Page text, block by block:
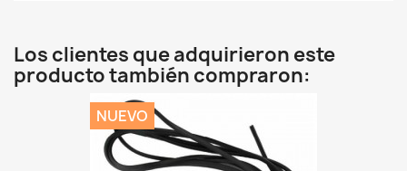
Los clientes que adquirieron este
producto también compraron:
NUEVO